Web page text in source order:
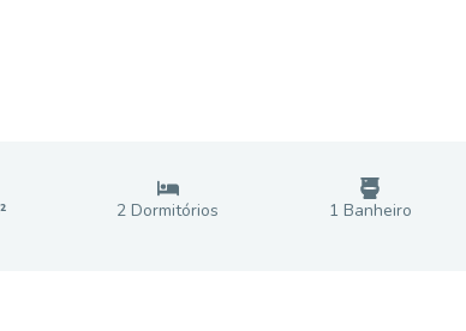
2 Dormitórios 1 Banheiro